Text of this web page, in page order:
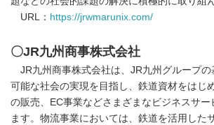
URL： https://jrwmarunix.com/
〇JR九州商事株式会社
JR九州商事株式会社は、JR九州グループの
可能な社会の実現を目指し、鉄道資材をはじ
の販売、EC事業などさまざまなビジネスサー
ます。物流事業においては、鉄道を活用した